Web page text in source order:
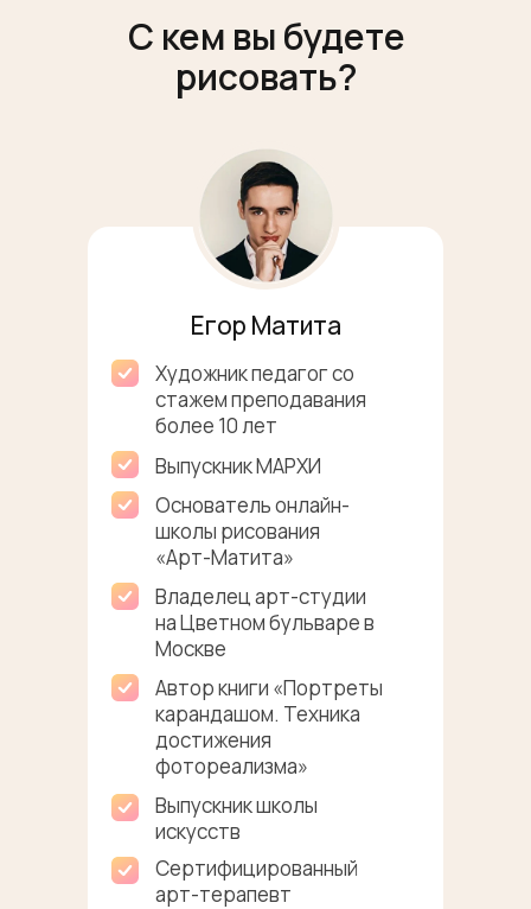
С кем вы будете
рисовать?
Егор Матита
Художник педагог со
стажем преподавания
более 10 лет
Выпускник МАРХИ
Основатель онлайн-
школы рисования
«Арт-Матита»
Владелец арт-студии
на Цветном бульваре в
Москве
Автор книги «Портреты
карандашом. Техника
достижения
фотореализма»
Выпускник школы
искусств
Сертифицированный
арт-терапевт